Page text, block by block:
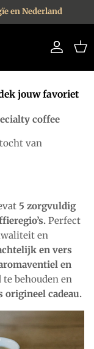
en Nederland
Account
jouw favoriet
coffee
5 zorgvuldig
Perfect
en
en vers
en
behouden en
cadeau.